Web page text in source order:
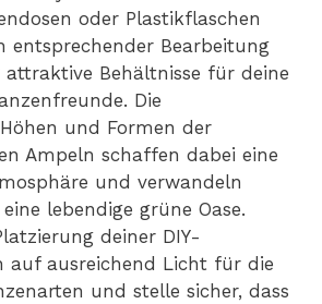
oder Plastikflaschen
entsprechender Bearbeitung
Behältnisse für deine
Die
und Formen der
Ampeln schaffen dabei eine
und verwandeln
lebendige grüne Oase.
deiner DIY-
auf ausreichend Licht für die
und stelle sicher, dass